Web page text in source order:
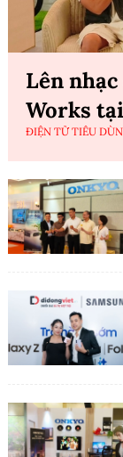
Lên
Works
ĐIỆN TỬ TIÊU